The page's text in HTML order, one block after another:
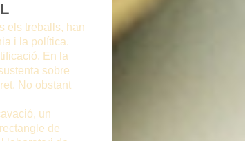
els treballs, han
i la política.
En la
sobre
No obstant
un
de